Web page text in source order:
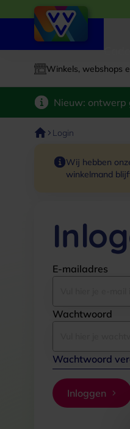
Winkels, webshops
Nieuw: ontwerp
Login
Wij hebben
winkelmand
E-mailadres
Wachtwoord
Wachtwoord
Inloggen